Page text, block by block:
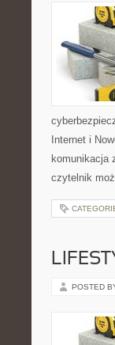
Internet i
komunikacja
czytelnik
POSTED